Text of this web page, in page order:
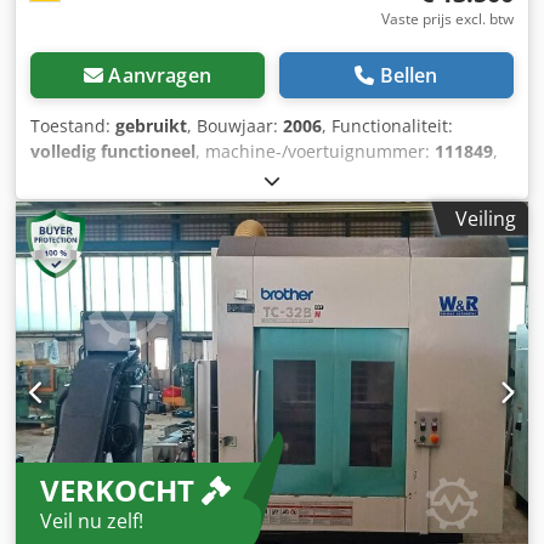
Vaste prijs excl. btw
Aanvragen Bellen
Toestand: gebruikt, Bouwjaar: 2006, Functionaliteit:
volledig functioneel, machine-/voertuignummer: 111849,
CNC-bewerkingscentrum Brother TC-R2A Bouwjaar: 2006,
serienummer 111849 Besturing: Brother Uitvoering: 14-
voudige gereedschapswisselaar, spindelopname BT-30
Verplaatsingen X: 420 mm (16,5 inch) Y: 320 mm (12,6 inch)
Z: 270 mm (10,6 inch) ----- Aantrekkelijk aanbod – flexibel &
zorgeloos Wij bieden u niet alleen een kwalitatief
hoogwaardig product, maar ook op maat gemaakte
financieringsoplossingen die aansluiten bij uw wensen. Of
het nu gaat om aanbetaling, betaling in termijnen of
individuele financieringsmodellen – samen vinden wij de
juiste oplossing. Dodpfxeyzpdbe Ab Sekr Op verzoek
nemen wij tevens de complete transportorganisatie voor
onze rekening. Van planning tot betrouwbare levering
zorgen wij voor een soepel en tijdig verloop, zodat u
nergens omkijken naar heeft. 📞 Neem gerust contact met
Veiling
VERKOCHT
Veil nu zelf!